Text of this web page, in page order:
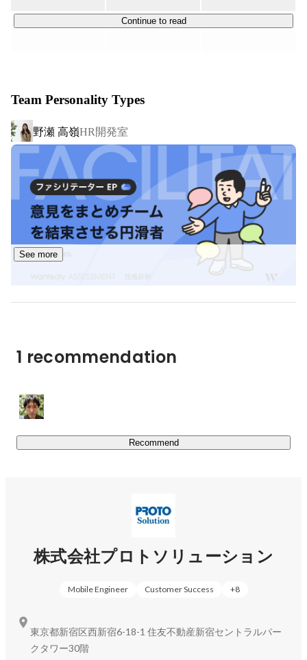
イ）』の運営や、プロバスケットボールチーム『琉球ゴー
ャリアの幅が広がります。
Continue to read
Team Personality Types
野瀬 高嶺HR開発室
See more
1 recommendation
Recommend
株式会社プロトソリューション
Mobile Engineer Customer Success +8
東京都新宿区西新宿6-18-1 住友不動産新宿セントラルパー
クタワー30階